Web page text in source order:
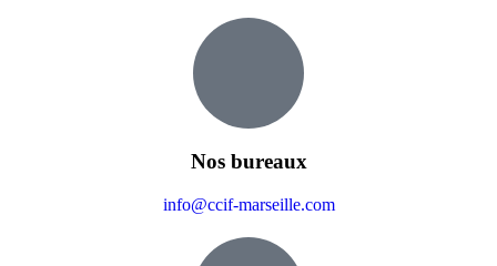
Nos bureaux
info@ccif-marseille.com